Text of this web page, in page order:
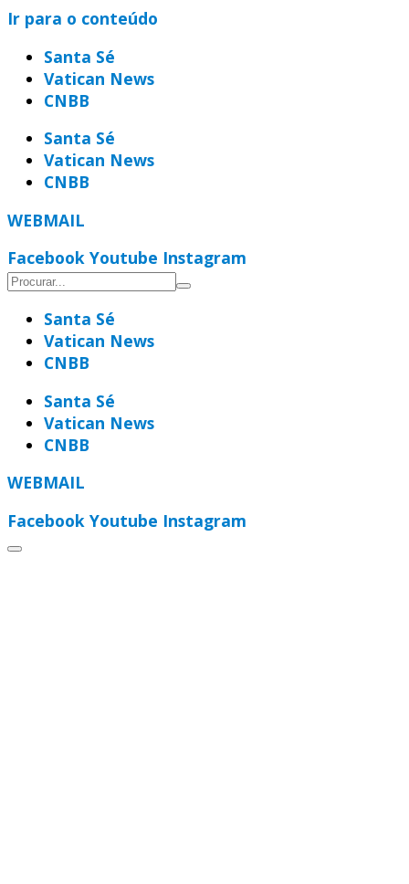
Ir para o conteúdo
Santa Sé
Vatican News
CNBB
Santa Sé
Vatican News
CNBB
WEBMAIL
Facebook Youtube Instagram
Santa Sé
Vatican News
CNBB
Santa Sé
Vatican News
CNBB
WEBMAIL
Facebook Youtube Instagram